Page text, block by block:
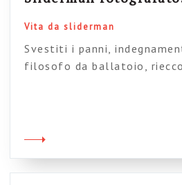
Vita da sliderman
Svestiti i panni,
filosofo da ballatoio,
Cedo volentieri il mantello